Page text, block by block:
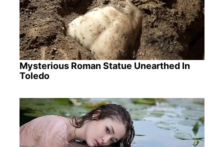
Mysterious Roman Statue Unearthed In
Toledo